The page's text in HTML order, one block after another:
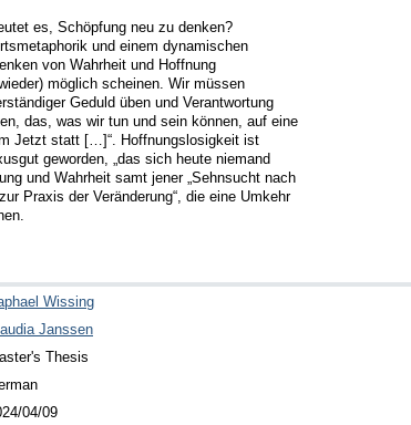
es, Schöpfung neu zu denken?
und einem dynamischen
von Wahrheit und Hoffnung
möglich scheinen. Wir müssen
Geduld üben und Verantwortung
das, was wir tun und sein können, auf eine
Jetzt statt […]“. Hoffnungslosigkeit ist
geworden, „das sich heute niemand
und Wahrheit samt jener „Sehnsucht nach
Praxis der Veränderung“, die eine Umkehr
Wissing
Janssen
Thesis
04/09